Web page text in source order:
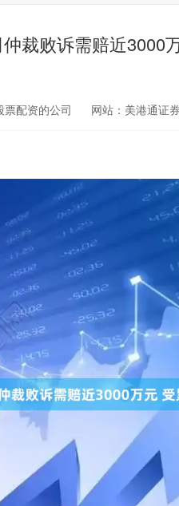
裁败诉需赔近3000
票配资的公司 网站：美港通证券